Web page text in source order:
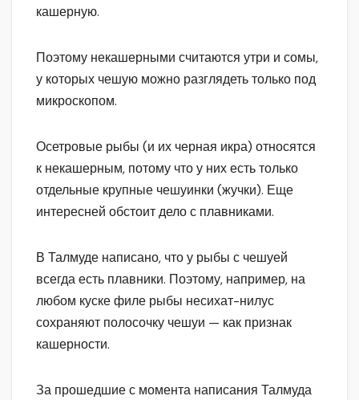
кашерную.
Поэтому некашерными считаются утри и сомы,
у которых чешую можно разглядеть только под
микроскопом.
Осетровые рыбы (и их черная икра) относятся
к некашерным, потому что у них есть только
отдельные крупные чешуинки (жучки). Еще
интересней обстоит дело с плавниками.
В Талмуде написано, что у рыбы с чешуей
всегда есть плавники. Поэтому, например, на
любом куске филе рыбы несихат-нилус
сохраняют полосочку чешуи — как признак
кашерности.
За прошедшие с момента написания Талмуда